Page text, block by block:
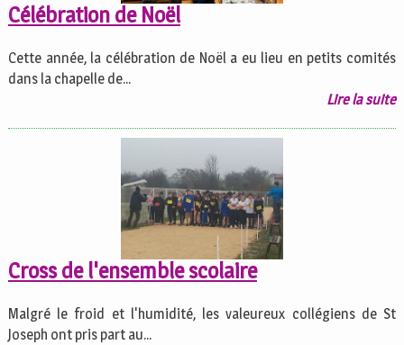
Célébration de Noël
Cette année, la célébration de Noël a eu lieu en petits comités
dans la chapelle de...
Lire la suite
Cross de l'ensemble scolaire
Malgré le froid et l'humidité, les valeureux collégiens de St
Joseph ont pris part au...